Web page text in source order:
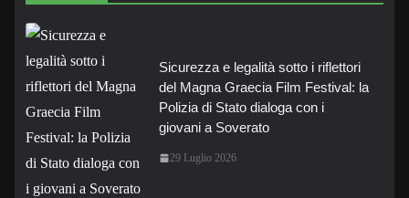
Sicurezza e legalità sotto i riflettori
del Magna Graecia Film Festival: la
Polizia di Stato dialoga con i
giovani a Soverato
29 Luglio 2026